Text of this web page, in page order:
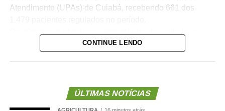
Atendimento (UPAs) de Cuiabá, recebendo 661 dos
organização da assistência hospitalar. Sozinho, o HMC
de pacientes e desafogar as UPAs.
CONTINUE LENDO
ÚLTIMAS NOTÍCIAS